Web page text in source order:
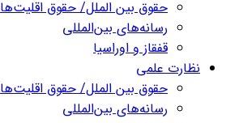
حقوق بین الملل/ حقوق اقلیت‌ها و اقوام
رسانه‌های بین‌المللی
قفقاز و اوراسیا
نظارت علمی
حقوق بین الملل/ حقوق اقلیت‌ها و اقوام
رسانه‌های بین‌المللی